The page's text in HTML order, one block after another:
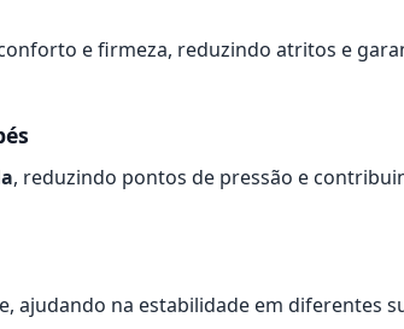
e firmeza, reduzindo atritos e
, reduzindo pontos de pressão e
ajudando na estabilidade em diferentes